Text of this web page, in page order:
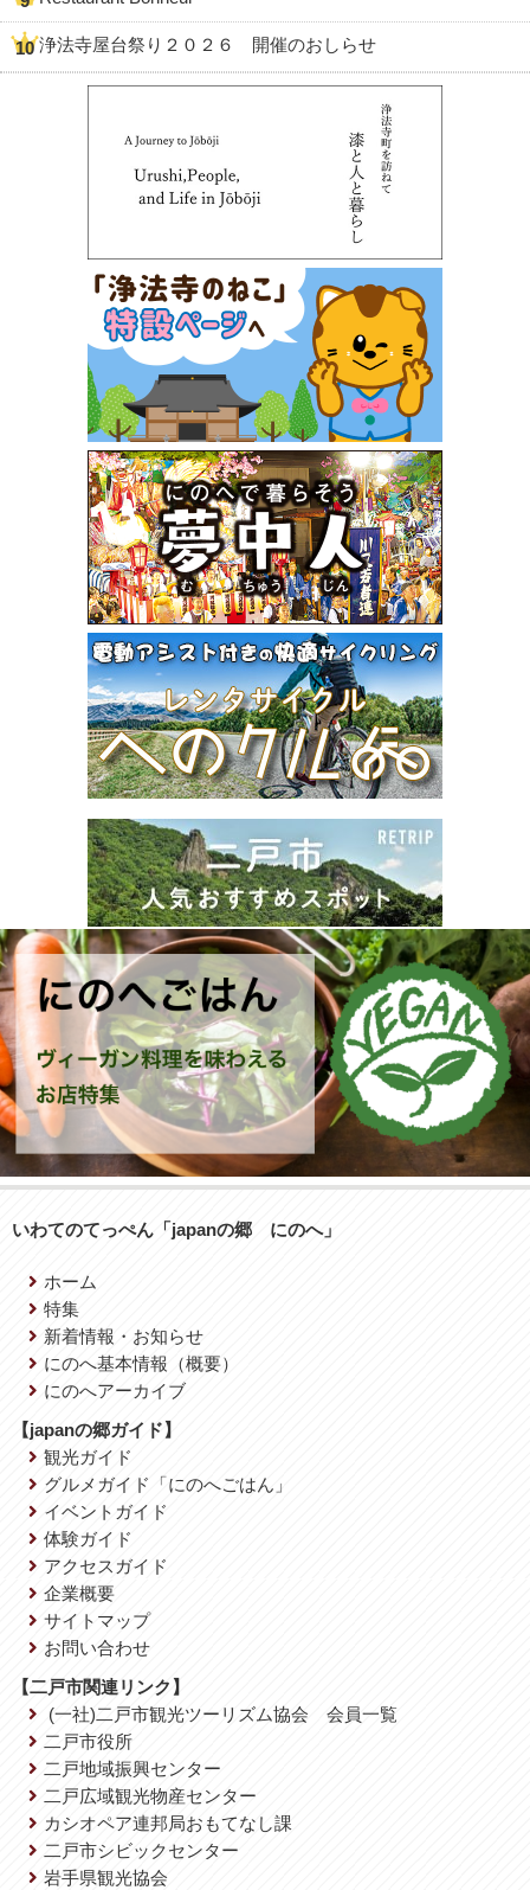
浄法寺屋台祭り２０２６ 開催のおしらせ
いわてのてっぺん「japanの郷 にのへ」
ホーム
特集
新着情報・お知らせ
にのへ基本情報（概要）
にのへアーカイブ
【japanの郷ガイド】
観光ガイド
グルメガイド「にのへごはん」
イベントガイド
体験ガイド
アクセスガイド
企業概要
サイトマップ
お問い合わせ
【二戸市関連リンク】
(一社)二戸市観光ツーリズム協会 会員一覧
二戸市役所
二戸地域振興センター
二戸広域観光物産センター
カシオペア連邦局おもてなし課
二戸市シビックセンター
岩手県観光協会